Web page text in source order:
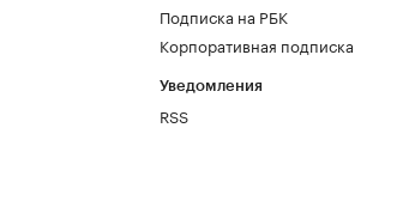
Подписка на РБК
Корпоративная подписка
Уведомления
RSS